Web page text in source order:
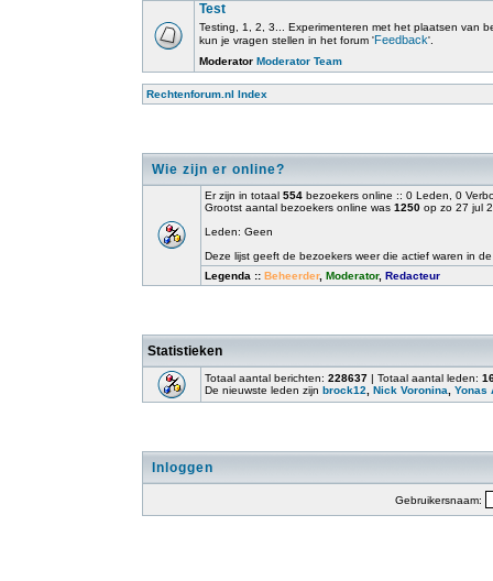
Test
Testing, 1, 2, 3... Experimenteren met het plaatsen van
kun je vragen stellen in het forum 'Feedback'.
Moderator Moderator Team
Rechtenforum.nl Index
Wie zijn er online?
Er zijn in totaal 554 bezoekers online :: 0 Leden, 0
Grootst aantal bezoekers online was 1250 op zo 27 jul
Leden: Geen
Deze lijst geeft de bezoekers weer die actief waren in
Legenda :: Beheerder, Moderator, Redacteur
Statistieken
Totaal aantal berichten: 228637 | Totaal aantal leden:
De nieuwste leden zijn brock12 Nick Voronina Yonas
Inloggen
Gebruikersnaam: